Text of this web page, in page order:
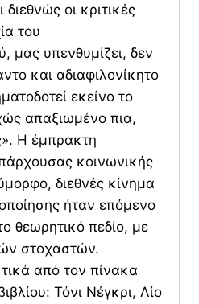
οι κριτικές
του
μας υπενθυμίζει, δεν
και αδιαφιλονίκητο
εκείνο το
απαξιωμένο πια,
Η έμπρακτη
κοινωνικής
διεθνές κίνημα
ήταν επόμενο
θεωρητικό πεδίο, με
στοχαστών.
από τον πίνακα
Τόνι Νέγκρι, Λίο